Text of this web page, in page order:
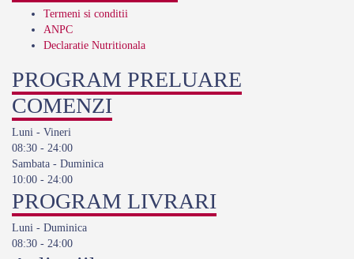
Termeni si conditii
ANPC
Declaratie Nutritionala
PROGRAM PRELUARE
COMENZI
Luni - Vineri
08:30 - 24:00
Sambata - Duminica
10:00 - 24:00
PROGRAM LIVRARI
Luni - Duminica
08:30 - 24:00